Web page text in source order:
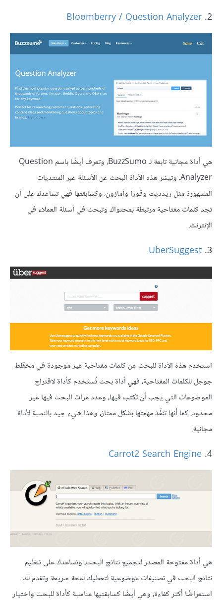
2.
Bloomberry / Question Analyzer
هي أداة مجانية تابعة لـ BuzzSumo، وتعرف أيضًا باسم Question
Analyzer، وتيسّر هذه الأداة البحث عن الأسئلة عبر المنتديات
المشهورة مثل ريدديت وقورا وأمازون، وكسابقتها فهي تساعدك على أن
تجد كلمات مفتاحية مرتبطة بمحتواك وتبحث في أسئلة العملاء في
الإنترنت.
3.
UberSuggest
استخدم هذه الأداة للبحث عن كلمات مفتاحية غير موجودة في مخطِّط
جوجل للكلمات المفتاحية، فهي أداة بحث تُستَخدم كأداة لاقتراح
الموضوعات التي يجب أن تكتب فيها، وعدد مرات البحث فيها غير
محدود، كما أنها تنفِّذ مهمتها بشكل ممتاز، وهذا شيء جيد بالنسبة لأداة
مجانية.
4.
Carrot2 Search Engine
هي أداة مفتوحة المصدر لتجميع نتائج البحث، وتساعدك على تنظيم
نتائج البحث في تصنيفات موضوعية لتعطيك لمحة سريعة وتقدم لك
استعراضًا أكثر كفاءة، وهي أيضًا كسابقتيها مناسبة كأداة للبحث واختيار